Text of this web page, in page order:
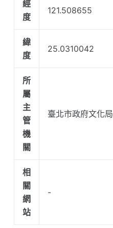
經
度
121.508655
緯
度
25.0310042
所
屬
主
管
機
關
臺北市政府文化局
相
關
網
站
-